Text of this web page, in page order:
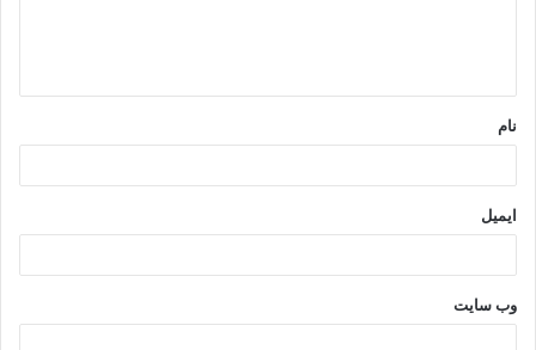
*
نام
ایمیل
وب‌ سایت